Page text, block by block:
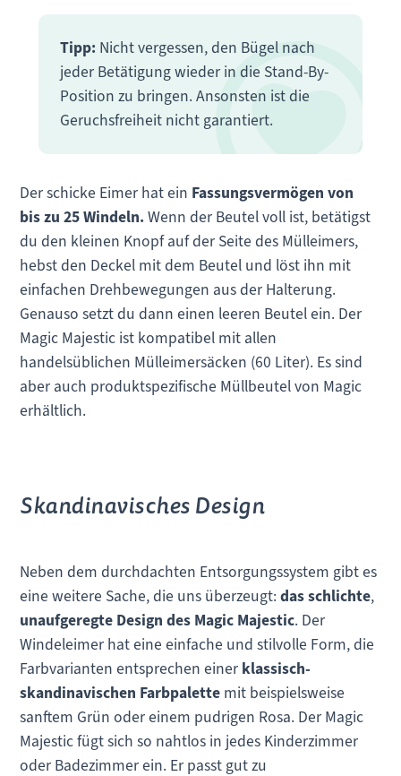
Tipp: Nicht vergessen, den Bügel nach
jeder Betätigung wieder in die Stand-By-
Position zu bringen. Ansonsten ist die
Geruchsfreiheit nicht garantiert.
Der schicke Eimer hat ein Fassungsvermögen von
bis zu 25 Windeln. Wenn der Beutel voll ist, betätigst
du den kleinen Knopf auf der Seite des Mülleimers,
hebst den Deckel mit dem Beutel und löst ihn mit
einfachen Drehbewegungen aus der Halterung.
Genauso setzt du dann einen leeren Beutel ein. Der
Magic Majestic ist kompatibel mit allen
handelsüblichen Mülleimersäcken (60 Liter). Es sind
aber auch produktspezifische Müllbeutel von Magic
erhältlich.
Skandinavisches Design
Neben dem durchdachten Entsorgungssystem gibt es
eine weitere Sache, die uns überzeugt:das schlichte,
unaufgeregte Design des Magic Majestic. Der
Windeleimer hat eine einfache und stilvolle Form, die
Farbvarianten entsprechen einer klassisch-
skandinavischen Farbpalette mit beispielsweise
sanftem Grün oder einem pudrigen Rosa. Der Magic
Majestic fügt sich so nahtlos in jedes Kinderzimmer
oder Badezimmer ein. Er passt gut zu